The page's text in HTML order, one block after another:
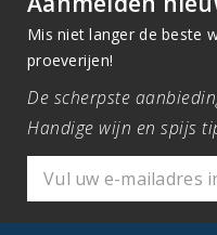
Mis niet langer de beste
proeverijen!
De scherpste
Handige wijn en spijs